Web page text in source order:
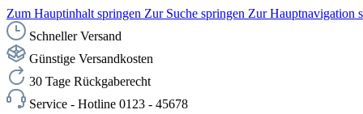
Zum Hauptinhalt springen Zur Suche springen Zur Hauptnavigation
Schneller Versand
Günstige Versandkosten
30 Tage Rückgaberecht
Service - Hotline 0123 - 45678